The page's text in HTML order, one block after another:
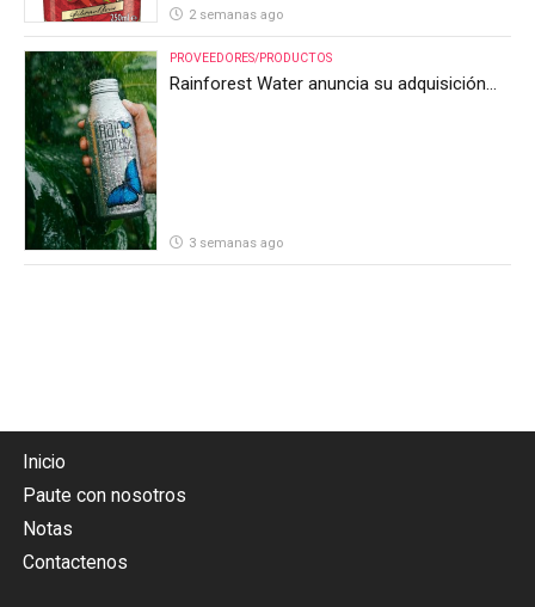
2 semanas ago
PROVEEDORES/PRODUCTOS
Rainforest Water anuncia su adquisición
3 semanas ago
Inicio
Paute con nosotros
Notas
Contactenos